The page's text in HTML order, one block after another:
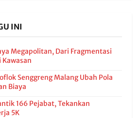
INI
Megapolitan, Dari Fragmentasi
Senggreng Malang Ubah Pola
Biaya
166 Pejabat, Tekankan
5K